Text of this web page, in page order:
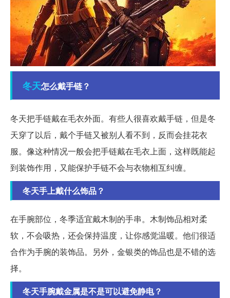
冬天怎么戴手链？
冬天把手链戴在毛衣外面。有些人很喜欢戴手链，但是冬
天穿了以后，戴个手链又被别人看不到，反而会挂花衣
服。像这种情况一般会把手链戴在毛衣上面，这样既能起
到装饰作用，又能保护手链不会与衣物相互纠缠。
冬天手上戴什么饰品？
在手腕部位，冬季适宜戴木制的手串。木制饰品相对柔
软，不会吸热，还会保持温度，让你感觉温暖。他们很适
合作为手腕的装饰品。另外，金银类的饰品也是不错的选
择。
冬天手腕戴金属是不是可以避免静电？